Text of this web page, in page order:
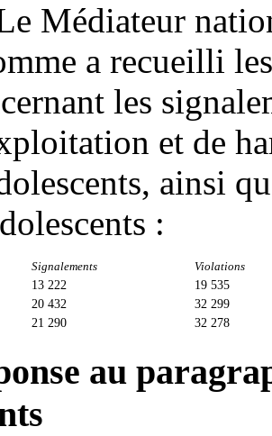
Médiateur
a recueilli
les
et de
ainsi
:
Signalements Violations
13 222
19 535
20 432
32 299
21 290 32 278
au